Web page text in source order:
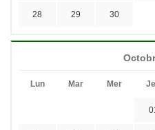
28 29 30
Lun Mar Mer